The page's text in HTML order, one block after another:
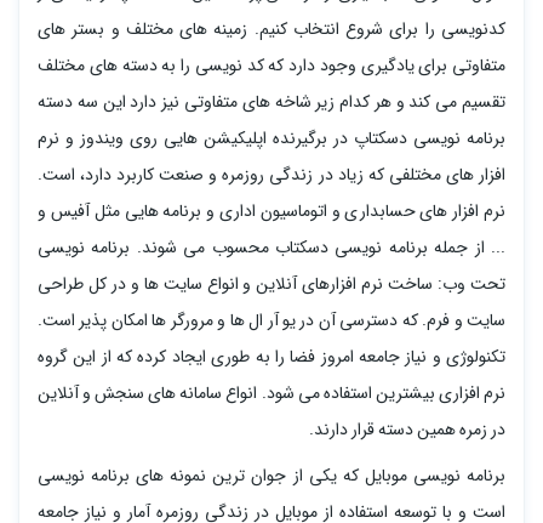
کدنویسی را برای شروع انتخاب کنیم. زمینه های مختلف و بستر های
متفاوتی برای یادگیری وجود دارد که کد نویسی را به دسته های مختلف
تقسیم می کند و هر کدام زیر شاخه های متفاوتی نیز دارد این سه دسته
برنامه نویسی دسکتاپ در برگیرنده اپلیکیشن هایی روی ویندوز و نرم
افزار های مختلفی که زیاد در زندگی روزمره و صنعت کاربرد دارد، است.
نرم افزار های حسابداری و اتوماسیون اداری و برنامه هایی مثل آفیس و
... از جمله برنامه نویسی دسکتاب محسوب می شوند. برنامه نویسی
تحت وب: ساخت نرم افزارهای آنلاین و انواع سایت ها و در کل طراحی
سایت و فرم. که دسترسی آن در یو آر ال ها و مرورگر ها امکان پذیر است.
تکنولوژی و نیاز جامعه امروز فضا را به طوری ایجاد کرده که از این گروه
نرم افزاری بیشترین استفاده می شود. انواع سامانه های سنجش و آنلاین
در زمره همین دسته قرار دارند.
برنامه نویسی موبایل که یکی از جوان ترین نمونه های برنامه نویسی
است و با توسعه استفاده از موبایل در زندگی روزمره آمار و نیاز جامعه